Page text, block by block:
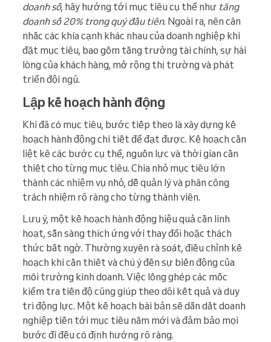
doanh số, hãy hướng tới mục tiêu cụ thể như tăng
doanh số 20% trong quý đầu tiên. Ngoài ra, nên cân
nhắc các khía cạnh khác nhau của doanh nghiệp khi
đặt mục tiêu, bao gồm tăng trưởng tài chính, sự hài
lòng của khách hàng, mở rộng thị trường và phát
triển đội ngũ.
Lập kế hoạch hành động
Khi đã có mục tiêu, bước tiếp theo là xây dựng kế
hoạch hành động chi tiết để đạt được. Kế hoạch cần
liệt kê các bước cụ thể, nguồn lực và thời gian cần
thiết cho từng mục tiêu. Chia nhỏ mục tiêu lớn
thành các nhiệm vụ nhỏ, dễ quản lý và phân công
trách nhiệm rõ ràng cho từng thành viên.
Lưu ý, một kế hoạch hành động hiệu quả cần linh
hoạt, sẵn sàng thích ứng với thay đổi hoặc thách
thức bất ngờ. Thường xuyên rà soát, điều chỉnh kế
hoạch khi cần thiết và chú ý đến sự biến động của
môi trường kinh doanh. Việc lồng ghép các mốc
kiểm tra tiến độ cũng giúp theo dõi kết quả và duy
trì động lực. Một kế hoạch bài bản sẽ dẫn dắt doanh
nghiệp tiến tới mục tiêu năm mới và đảm bảo mọi
bước đi đều có định hướng rõ ràng.